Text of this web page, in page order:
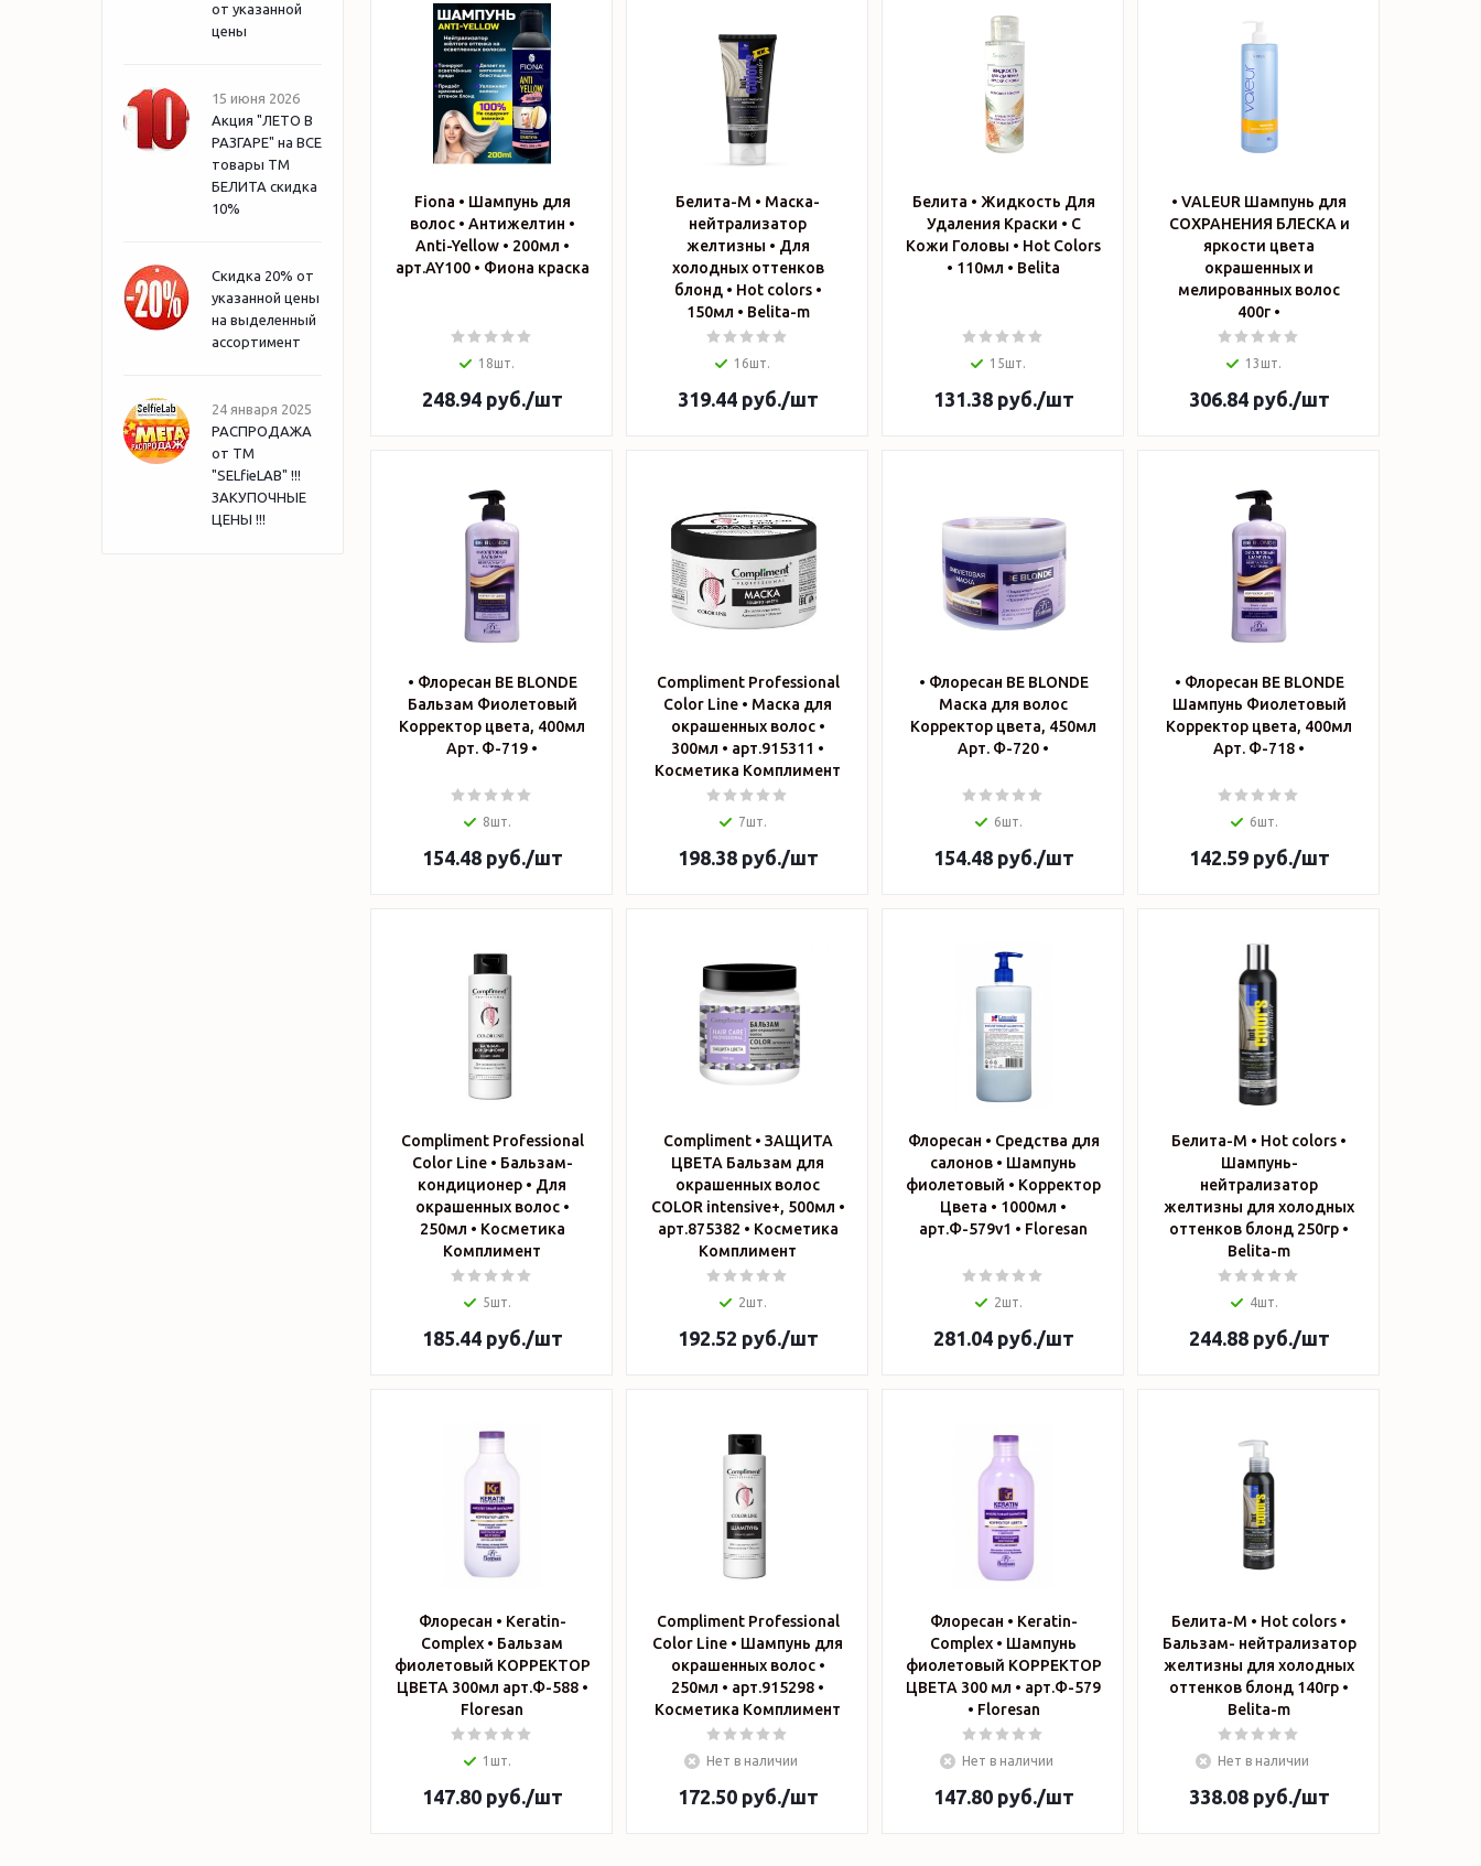
от указанной
цены
15 июня 2026
Акция "ЛЕТО В
РАЗГАРЕ" на ВСЕ
товары ТМ
БЕЛИТА скидка
10%
Скидка 20% от
указанной цены
на выделенный
ассортимент
24 января 2025
РАСПРОДАЖА
от ТМ
"SELfieLAB" !!!
ЗАКУПОЧНЫЕ
ЦЕНЫ !!!
Fiona • Шампунь для
волос • Антижелтин •
Anti-Yellow • 200мл •
арт.AY100 • Фиона краска
18шт.
248.94руб./шт
Белита-М • Маска-
нейтрализатор
желтизны • Для
холодных оттенков
блонд • Hot colors •
150мл • Belita-m
16шт.
319.44руб./шт
Белита • Жидкость Для
Удаления Краски • С
Кожи Головы • Hot Colors
• 110мл • Belita
15шт.
131.38руб./шт
• VALEUR Шампунь для
СОХРАНЕНИЯ БЛЕСКА и
яркости цвета
окрашенных и
мелированных волос
400г •
13шт.
306.84руб./шт
• Флоресан BE BLONDE
Бальзам Фиолетовый
Корректор цвета, 400мл
Арт. Ф-719 •
8шт.
154.48руб./шт
Compliment Professional
Color Line • Маска для
окрашенных волос •
300мл • арт.915311 •
Косметика Комплимент
7шт.
198.38руб./шт
• Флоресан BE BLONDE
Маска для волос
Корректор цвета, 450мл
Арт. Ф-720 •
6шт.
154.48руб./шт
• Флоресан BE BLONDE
Шампунь Фиолетовый
Корректор цвета, 400мл
Арт. Ф-718 •
6шт.
142.59руб./шт
Compliment Professional
Color Line • Бальзам-
кондиционер • Для
окрашенных волос •
250мл • Косметика
Комплимент
5шт.
185.44руб./шт
Compliment • ЗАЩИТА
ЦВЕТА Бальзам для
окрашенных волос
COLOR intensive+, 500мл •
арт.875382 • Косметика
Комплимент
2шт.
192.52 руб./шт
Флоресан • Средства для
салонов • Шампунь
фиолетовый • Корректор
Цвета • 1000мл •
арт.Ф-579v1 • Floresan
2шт.
281.04руб./шт
Белита-М • Hot colors •
Шампунь-
нейтрализатор
желтизны для холодных
оттенков блонд 250гр •
Belita-m
4шт.
244.88руб./шт
Флоресан • Keratin-
Complex • Бальзам
фиолетовый КОРРЕКТОР
ЦВЕТА 300мл арт.Ф-588 •
Floresan
1шт.
147.80руб./шт
Compliment Professional
Color Line • Шампунь для
окрашенных волос •
250мл • арт.915298 •
Косметика Комплимент
Нет в наличии
172.50руб./шт
Флоресан • Keratin-
Complex • Шампунь
фиолетовый КОРРЕКТОР
ЦВЕТА 300 мл • арт.Ф-579
• Floresan
Нет в наличии
147.80руб./шт
Белита-М • Hot colors •
Бальзам- нейтрализатор
желтизны для холодных
оттенков блонд 140гр •
Belita-m
Нет в наличии
338.08руб./шт